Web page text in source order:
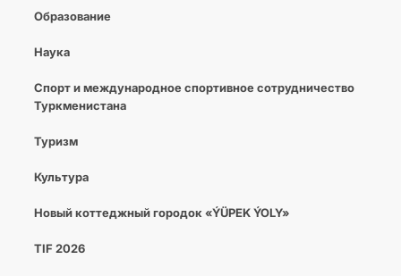
Образование
Наука
Спорт и международное спортивное сотрудничество
Туркменистана
Туризм
Культура
Новый коттеджный городок «ÝÜPEK ÝOLY»
TIF 2026